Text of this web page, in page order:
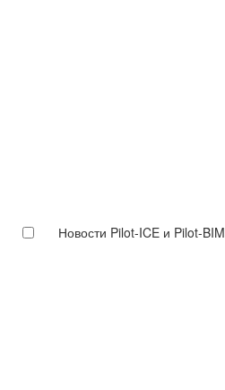
Новости Pilot-ICE и Pilot-BIM